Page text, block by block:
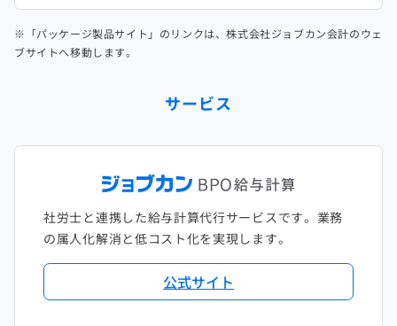
※「パッケージ製品サイト」のリンクは、株式会社ジョブカン会計のウェ
ブサイトへ移動します。
サービス
社労士と連携した給与計算代行サービスです。業務
の属人化解消と低コスト化を実現します。
公式サイト